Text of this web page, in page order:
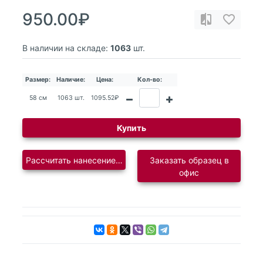
950.00₽
В наличии на складе: 1063 шт.
Размер: Наличие: Цена: Кол-во:
58 см 1063 шт. 1095.52₽
Купить
Рассчитать нанесение логотипаЗаказать образец в
офис